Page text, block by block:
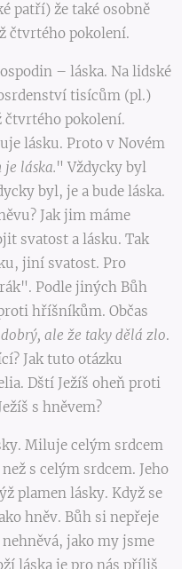
patří) že také osobně
čtvrtého pokolení.
– láska. Na lidské
tisícům (pl.)
pokolení.
lásku. Proto v Novém
je láska." Vždycky byl
byl, je a bude láska.
Jak jim máme
svatost a lásku. Tak
jiní svatost. Pro
Podle jiných Bůh
hříšníkům. Občas
ale že taky dělá zlo.
Jak tuto otázku
Dští Ježíš oheň proti
s hněvem?
Miluje celým srdcem
s celým srdcem. Jeho
plamen lásky. Když se
hněv. Bůh si nepřeje
jako my jsme
láska je pro nás příliš